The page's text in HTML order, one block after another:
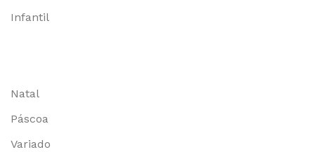
Infantil
Natal
Páscoa
Variado